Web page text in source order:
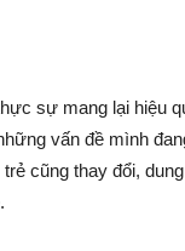
sự mang lại hiệu
vấn đề mình
cũng thay đổi,